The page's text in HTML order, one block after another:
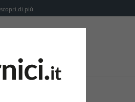
scopri di più